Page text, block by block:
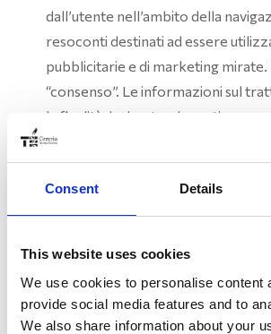
Consent Details
This website uses cookies
We use cookies to personalise content
provide social media features and to
We also share information about your
dall’utente nell’ambito della
resoconti destinati ad essere
pubblicitarie e di marketing mirate.
“consenso”. Le informazioni sul
la finalità, la durata e la gestione
compreso il loro consenso e la
disponibili nel documento
presente anche nel piè di pagina.
circa il trattamento dei dati
effettuati attraverso le
Social Media utilizzate Per le